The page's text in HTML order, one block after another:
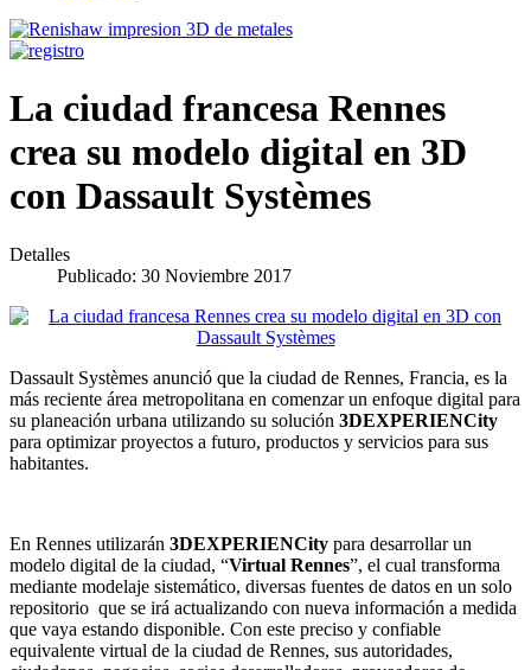
La ciudad francesa Rennes
crea su modelo digital en 3D
con Dassault Systèmes
Detalles
Publicado: 30 Noviembre 2017
Dassault Systèmes anunció que la ciudad de Rennes, Francia, es la
más reciente área metropolitana en comenzar un enfoque digital para
su planeación urbana utilizando su solución 3DEXPERIENCity
para optimizar proyectos a futuro, productos y servicios para sus
habitantes.
En Rennes utilizarán 3DEXPERIENCity para desarrollar un
modelo digital de la ciudad, “Virtual Rennes”, el cual transforma
mediante modelaje sistemático, diversas fuentes de datos en un solo
repositorio que se irá actualizando con nueva información a medida
que vaya estando disponible. Con este preciso y confiable
equivalente virtual de la ciudad de Rennes, sus autoridades,